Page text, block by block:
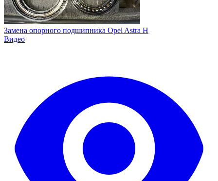
Замена опорного подшипника Opel Astra H
Видео